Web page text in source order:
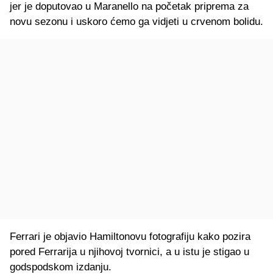
jer je doputovao u Maranello na početak priprema za
novu sezonu i uskoro ćemo ga vidjeti u crvenom bolidu.
Ferrari je objavio Hamiltonovu fotografiju kako pozira
pored Ferrarija u njihovoj tvornici, a u istu je stigao u
godspodskom izdanju.